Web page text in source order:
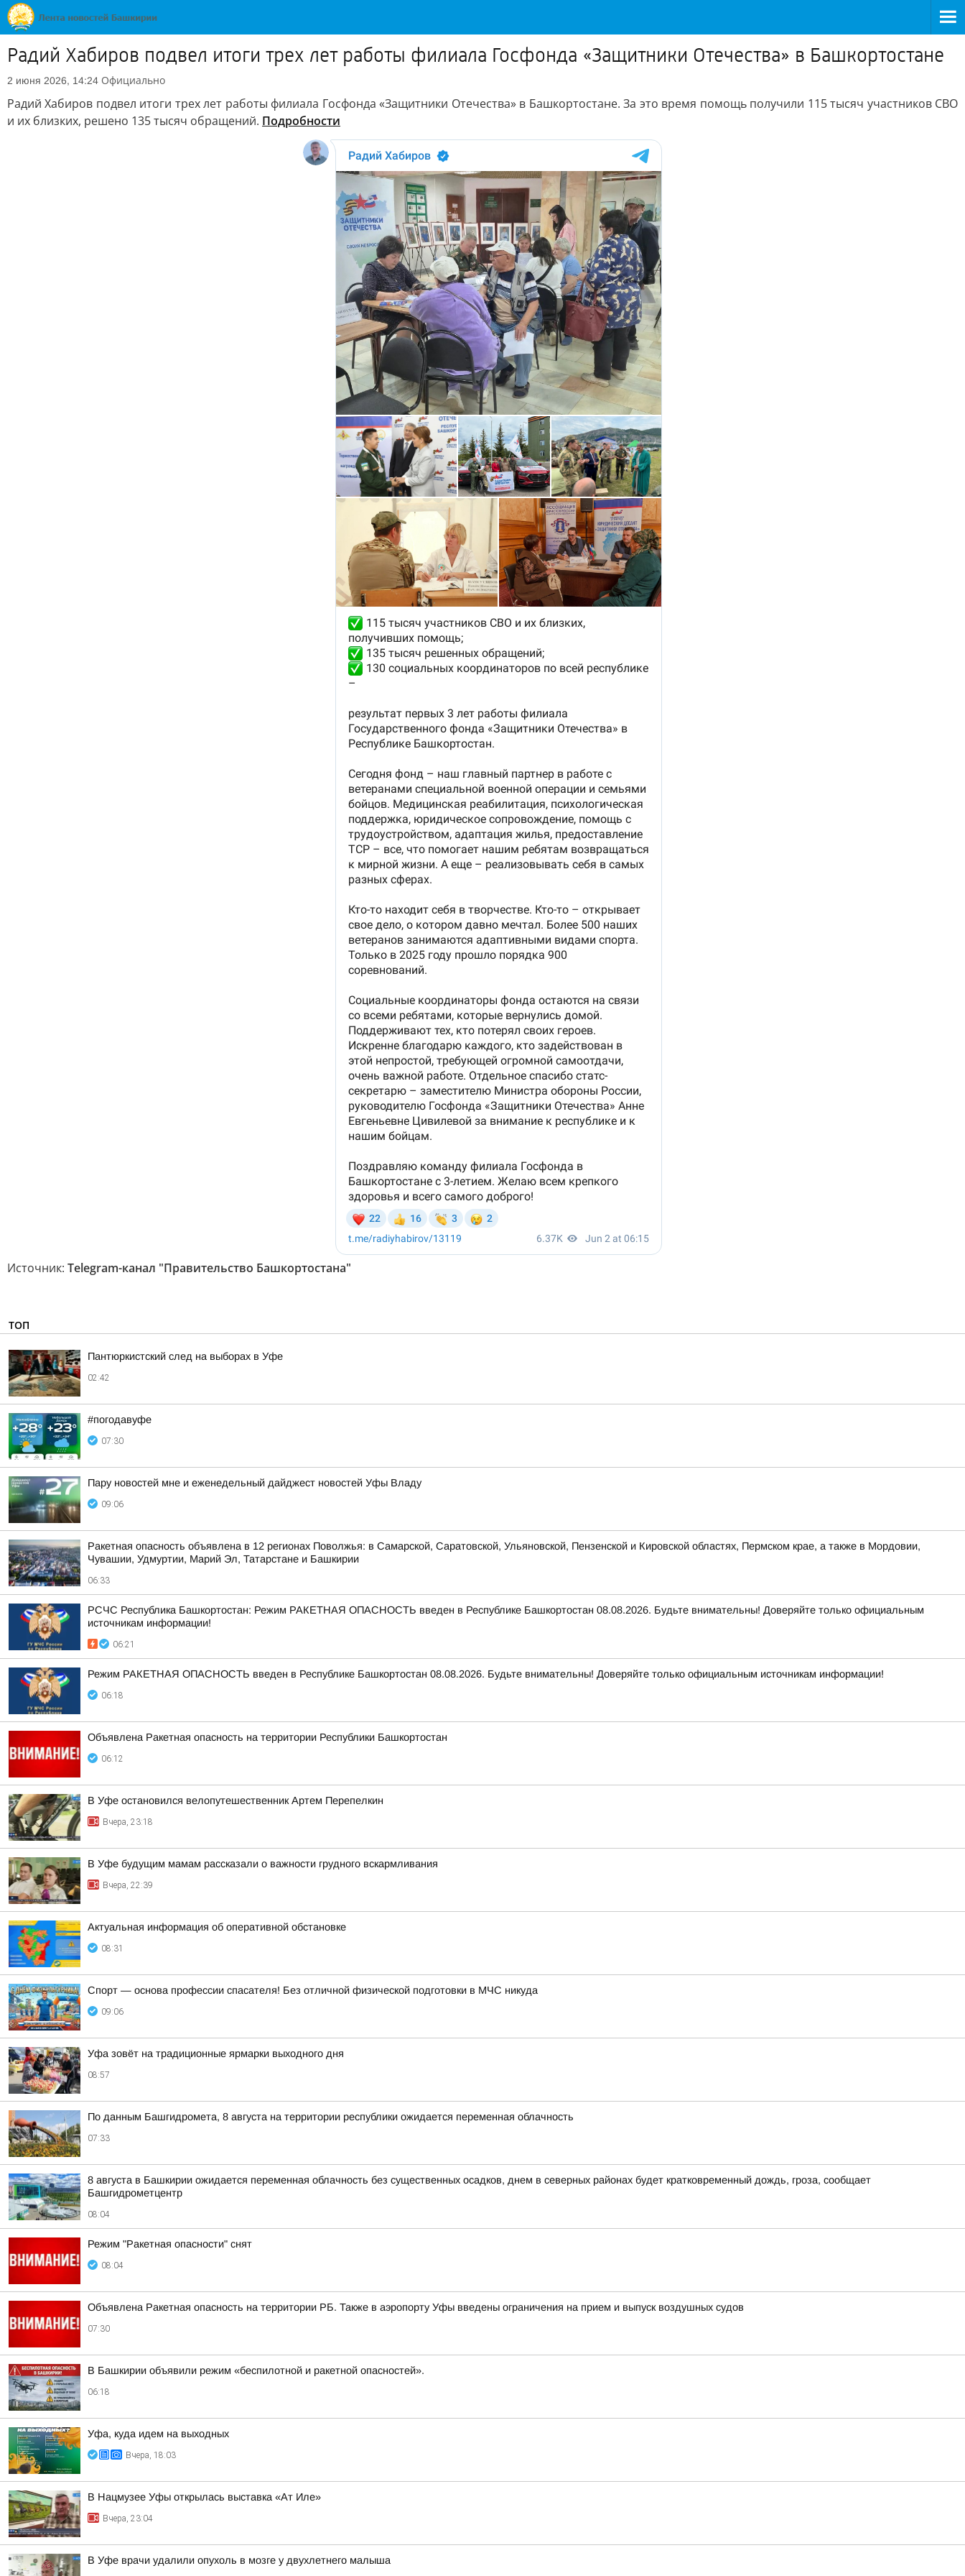
Радий Хабиров подвел итоги трех лет работы филиала Госфонда «Защитники Отечества» в Башкортостане
2 июня 2026, 14:24 Официально
Радий Хабиров подвел итоги трех лет работы филиала Госфонда «Защитники Отечества» в Башкортостане. За это время помощь получили 115 тысяч участников СВО
и их близких, решено 135 тысяч обращений. Подробности
Источник: Telegram-канал "Правительство Башкортостана"
ТОП
Пантюркистский след на выборах в Уфе
02:42
#погодавуфе
07:30
Пару новостей мне и еженедельный дайджест новостей Уфы Владу
09:06
Ракетная опасность объявлена в 12 регионах Поволжья: в Самарской, Саратовской, Ульяновской, Пензенской и Кировской областях, Пермском крае, а также в Мордовии,
Чувашии, Удмуртии, Марий Эл, Татарстане и Башкирии
06:33
РСЧС Республика Башкортостан: Режим РАКЕТНАЯ ОПАСНОСТЬ введен в Республике Башкортостан 08.08.2026. Будьте внимательны! Доверяйте только официальным
источникам информации!
06:21
Режим РАКЕТНАЯ ОПАСНОСТЬ введен в Республике Башкортостан 08.08.2026. Будьте внимательны! Доверяйте только официальным источникам информации!
06:18
Объявлена Ракетная опасность на территории Республики Башкортостан
06:12
В Уфе остановился велопутешественник Артем Перепелкин
Вчера, 23:18
В Уфе будущим мамам рассказали о важности грудного вскармливания
Вчера, 22:39
Актуальная информация об оперативной обстановке
08:31
Спорт — основа профессии спасателя! Без отличной физической подготовки в МЧС никуда
09:06
Уфа зовёт на традиционные ярмарки выходного дня
08:57
По данным Башгидромета, 8 августа на территории республики ожидается переменная облачность
07:33
8 августа в Башкирии ожидается переменная облачность без существенных осадков, днем в северных районах будет кратковременный дождь, гроза, сообщает
Башгидрометцентр
08:04
Режим "Ракетная опасности" снят
08:04
Объявлена Ракетная опасность на территории РБ. Также в аэропорту Уфы введены ограничения на прием и выпуск воздушных судов
07:30
В Башкирии объявили режим «беспилотной и ракетной опасностей».
06:18
Уфа, куда идем на выходных
Вчера, 18:03
В Нацмузее Уфы открылась выставка «Ат Иле»
Вчера, 23:04
В Уфе врачи удалили опухоль в мозге у двухлетнего малыша